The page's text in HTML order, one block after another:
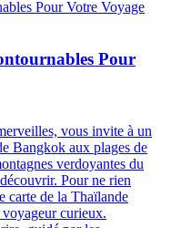
Pour
vous invite à un
Bangkok aux plages de
verdoyantes du
Pour ne rien
carte de la Thaïlande
curieux.